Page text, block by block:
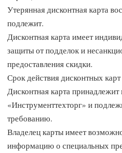
Утерянная дисконтная карта
подлежит.
Дисконтная карта имеет
защиты от подделок и
предоставления скидки.
Срок действия дисконтных
Дисконтная карта
«Инструменттехторг» и
требованию.
Владелец карты имеет
информацию о специальных